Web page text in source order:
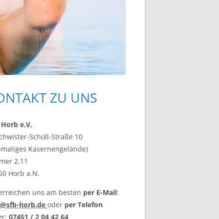
ZU UNS
Horb e.V.
Scholl-Straße 10
Kasernengelände)
2.11
Horb a.N.
uns am besten per E-Mail:
horb.de oder per Telefon
07451 / 2 04 42 64